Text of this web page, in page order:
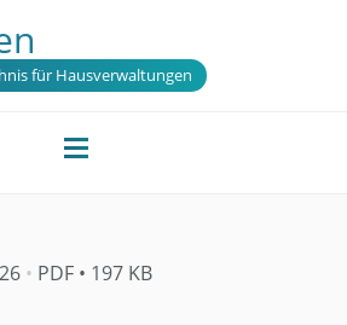
für Hausverwaltungen
• PDF• 197 KB